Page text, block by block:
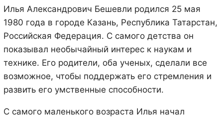
Илья Александрович Бешевли родился 25 мая
1980 года в городе Казань, Республика Татарстан,
Российская Федерация. С самого детства он
показывал необычайный интерес к наукам и
технике. Его родители, оба ученых, сделали все
возможное, чтобы поддержать его стремления и
развить его умственные способности.
С самого маленького возраста Илья начал